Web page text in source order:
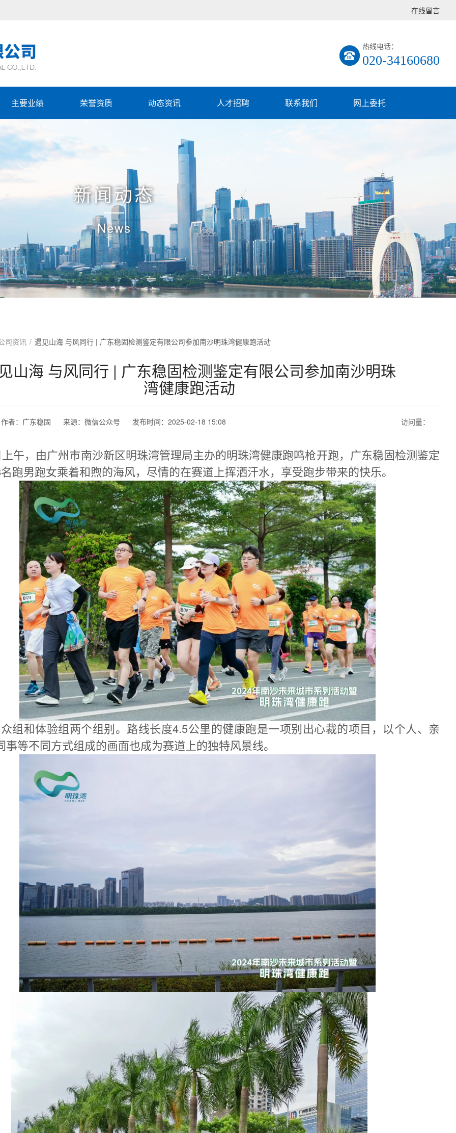
在线留言
热线电话：
020-34160680
主要业绩 荣誉资质 动态资讯 人才招聘 联系我们 网上委托
新闻动态
News
司资讯 / 遇见山海 与风同行 | 广东稳固检测鉴定有限公司参加南沙明珠湾健康跑活动
山海 与风同行 | 广东稳固检测鉴定有限公司参加南沙明珠
湾健康跑活动
作者： 广东稳固 来源： 微信公众号 发布时间： 2025-02-18 15:08 访问量：
午，由广州市南沙新区明珠湾管理局主办的明珠湾健康跑鸣枪开跑，广东稳固检测鉴定
跑男跑女乘着和煦的海风，尽情的在赛道上挥洒汗水，享受跑步带来的快乐。
组和体验组两个组别。路线长度4.5公里的健康跑是一项别出心裁的项目，以个人、亲
事等不同方式组成的画面也成为赛道上的独特风景线。